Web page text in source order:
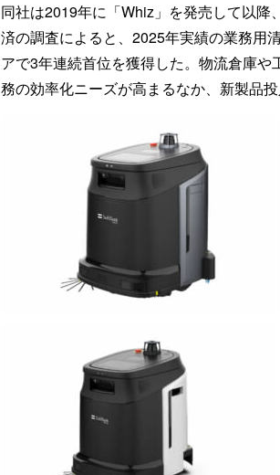
同社は2019年に「Whiz」を発売して以
済の調査によると、2025年実績の業務用
アで3年連続首位を獲得した。物流倉庫
務の効率化ニーズが高まるなか、新製品投